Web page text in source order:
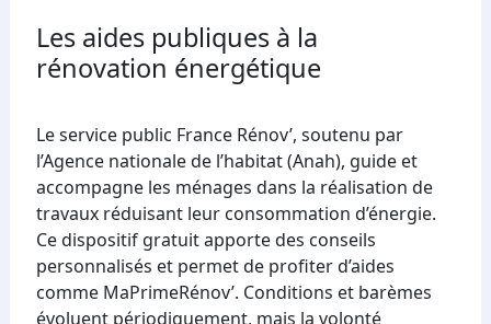
Les aides publiques à la
rénovation énergétique
Le service public France Rénov’, soutenu par
l’Agence nationale de l’habitat (Anah), guide et
accompagne les ménages dans la réalisation de
travaux réduisant leur consommation d’énergie.
Ce dispositif gratuit apporte des conseils
personnalisés et permet de profiter d’aides
comme MaPrimeRénov’. Conditions et barèmes
évoluent périodiquement, mais la volonté